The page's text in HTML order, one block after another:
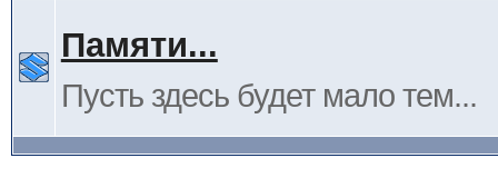
Памяти...
Пусть здесь будет мало тем...